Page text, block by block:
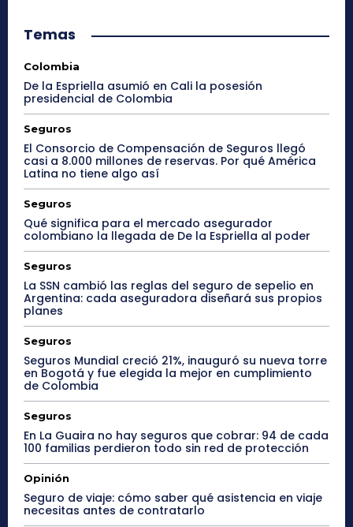
Temas
Colombia
De la Espriella asumió en Cali la posesión
presidencial de Colombia
Seguros
El Consorcio de Compensación de Seguros llegó
casi a 8.000 millones de reservas. Por qué América
Latina no tiene algo así
Seguros
Qué significa para el mercado asegurador
colombiano la llegada de De la Espriella al poder
Seguros
La SSN cambió las reglas del seguro de sepelio en
Argentina: cada aseguradora diseñará sus propios
planes
Seguros
Seguros Mundial creció 21%, inauguró su nueva torre
en Bogotá y fue elegida la mejor en cumplimiento
de Colombia
Seguros
En La Guaira no hay seguros que cobrar: 94 de cada
100 familias perdieron todo sin red de protección
Opinión
Seguro de viaje: cómo saber qué asistencia en viaje
necesitas antes de contratarlo